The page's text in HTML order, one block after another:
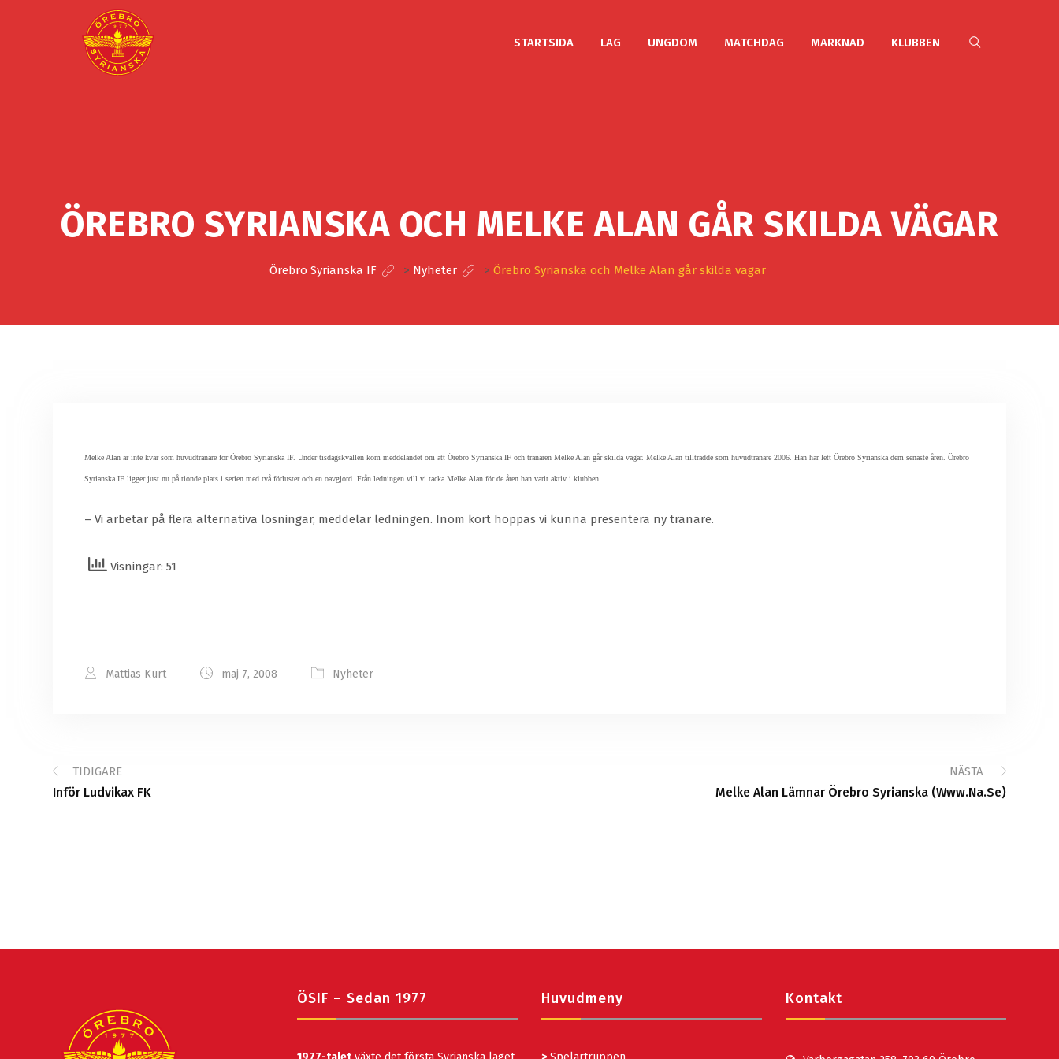
STARTSIDA LAG UNGDOM MATCHDAG MARKNAD KLUBBEN
ÖREBRO SYRIANSKA OCH MELKE ALAN GÅR SKILDA VÄGAR
Örebro Syrianska IF > Nyheter > Örebro Syrianska och Melke Alan går skilda vägar
Melke Alan är inte kvar som huvudtränare för Örebro Syrianska IF. Under tisdagskvällen kom meddelandet om att Örebro Syrianska IF och tränaren Melke Alan går skilda vägar. Melke Alan tillträdde som huvudtränare 2006. Han har lett Örebro Syrianska dem senaste åren. Örebro
Syrianska IF ligger just nu på tionde plats i serien med två förluster och en oavgjord. Från ledningen vill vi tacka Melke Alan för de åren han varit aktiv i klubben.
– Vi arbetar på flera alternativa lösningar, meddelar ledningen. Inom kort hoppas vi kunna presentera ny tränare.
Visningar: 51
Mattias Kurt maj 7, 2008 Nyheter
TIDIGARE
Inför Ludvikax FK
NÄSTA
Melke Alan Lämnar Örebro Syrianska (www.na.se)
ÖSIF – Sedan 1977 Huvudmeny Kontakt